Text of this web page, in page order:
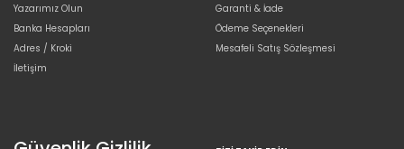
Yazarımız Olun
Banka Hesapları
Adres / Kroki
İletişim
Garanti & İade
Ödeme Seçenekleri
Mesafeli Satış Sözleşmesi